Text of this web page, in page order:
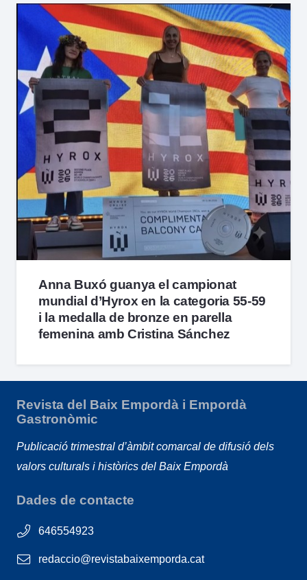
Anna Buxó guanya el campionat
mundial d’Hyrox en la categoria 55-59
i la medalla de bronze en parella
femenina amb Cristina Sánchez
Revista del Baix Empordà i Empordà
Gastronòmic
Publicació trimestral d’àmbit comarcal de difusió dels
valors culturals i històrics del Baix Empordà
Dades de contacte
646554923
redaccio@revistabaixemporda.cat